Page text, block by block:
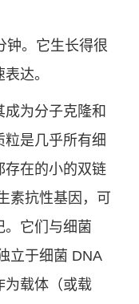
钟。它生长得很
达。
为分子克隆和
是几乎所有细
存在的小的双链
素抗性基因，可
它们与细菌
立于细菌 DNA
为载体（或载